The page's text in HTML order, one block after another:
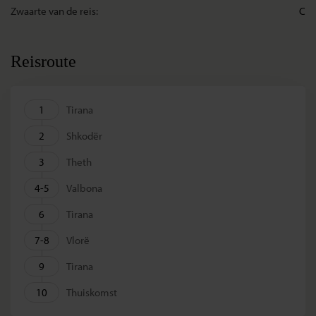
Zwaarte van de reis:
C
Reisroute
1
Tirana
2
Shkodër
3
Theth
4-5
Valbona
6
Tirana
7-8
Vlorë
9
Tirana
10
Thuiskomst